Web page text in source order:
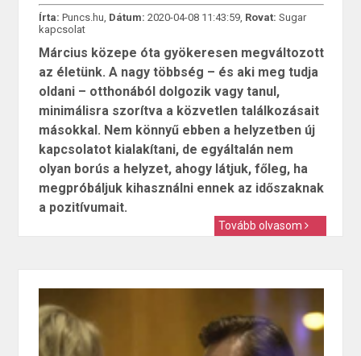
Írta: Puncs.hu, Dátum: 2020-04-08 11:43:59, Rovat: Sugar
kapcsolat
Március közepe óta gyökeresen megváltozott
az életünk. A nagy többség – és aki meg tudja
oldani – otthonából dolgozik vagy tanul,
minimálisra szorítva a közvetlen találkozásait
másokkal. Nem könnyű ebben a helyzetben új
kapcsolatot kialakítani, de egyáltalán nem
olyan borús a helyzet, ahogy látjuk, főleg, ha
megpróbáljuk kihasználni ennek az időszaknak
a pozitívumait.
Tovább olvasom